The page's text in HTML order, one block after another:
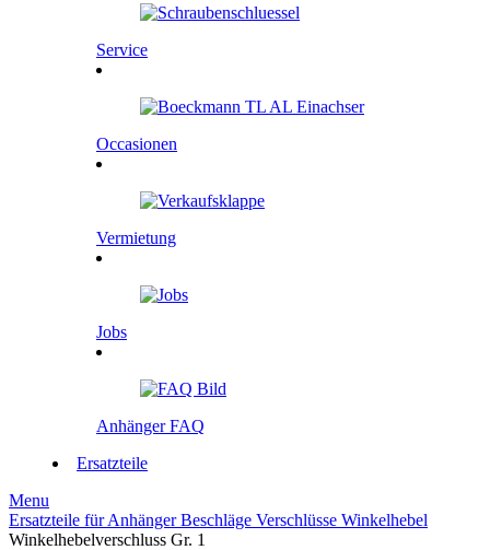
Service
Occasionen
Vermietung
Jobs
Anhänger FAQ
Ersatzteile
Menu
Ersatzteile für AnhängerBeschläge Verschlüsse Winkelhebel
Winkelhebelverschluss Gr. 1